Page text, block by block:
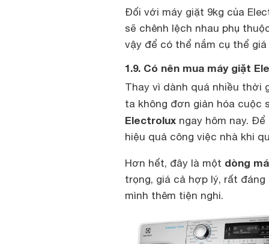
Đối với máy giặt 9kg của
sẽ chênh lệch nhau phụ
vậy để có thể nắm cụ thể
1.9. Có nên mua máy giặt
Thay vì dành quá nhiều thời
ta không đơn giản hóa cuộc
Electrolux ngay hôm nay.
hiệu quả công việc nhà khi
Hơn hết, đây là một dòng
trọng, giá cả hợp lý, rất
mình thêm tiện nghi.